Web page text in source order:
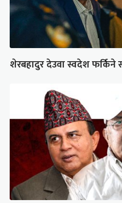
शेरबहादुर देउवा स्वदेश फर्किने